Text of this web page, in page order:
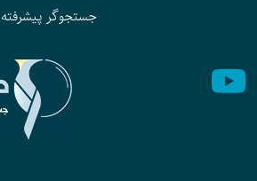
جستجوگر پیشرفته